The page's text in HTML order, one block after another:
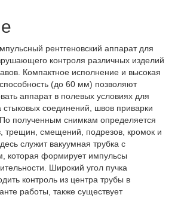
рентгеновский аппарат для
контроля различных изделий
Компактное исполнение и высокая
(до 60 мм) позволяют
аппарат в полевых условиях для
стыковых соединений, швов приварки
По полученным снимкам определяется
трещин, смещений, подрезов, кромок и
служит вакуумная трубка с
которая формирует импульсы
Широкий угол пучка
контроль из центра трубы в
работы, также существует